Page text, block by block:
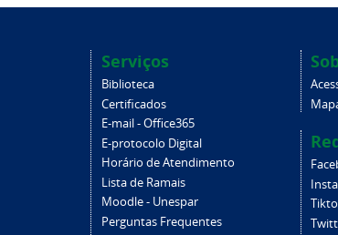
Serviços
Biblioteca
Certificados
E-mail - Office365
E-protocolo Digital
Horário de Atendimento
Lista de Ramais
Moodle - Unespar
Perguntas Frequentes